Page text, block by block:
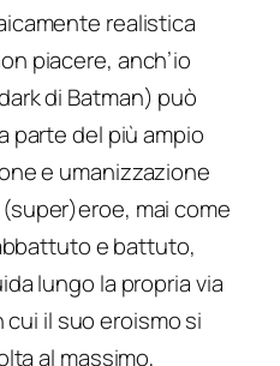
realistica
piacere, anch’io
di Batman) può
parte del più ampio
e umanizzazione
mai come
e battuto,
lungo la propria via
il suo eroismo si
al massimo,